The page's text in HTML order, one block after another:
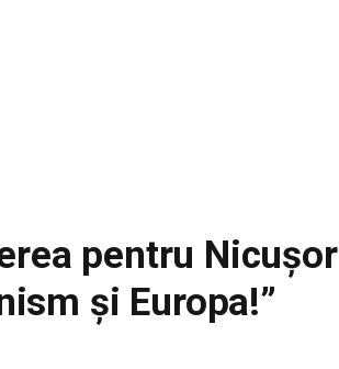
pentru Nicușor
și Europa!”